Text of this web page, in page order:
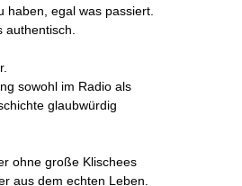
egal was passiert.
sowohl im Radio als
glaubwürdig
ohne große Klischees
aus dem echten Leben.